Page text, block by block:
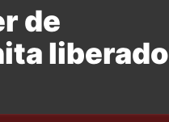
de
liberado